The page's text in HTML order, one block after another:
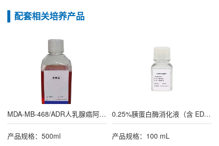
配套相关培养产品
MDA-MB-468/ADR人乳腺癌阿霉素耐药细胞株专用培养基
产品规格：500ml
0.25%胰蛋白酶消化液（含 EDTA，不含酚红）
产品规格：100 mL